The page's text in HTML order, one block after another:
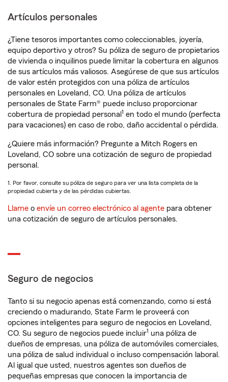
Artículos personales
¿Tiene tesoros importantes como coleccionables, joyería,
equipo deportivo y otros? Su póliza de seguro de propietarios
de vivienda o inquilinos puede limitar la cobertura en algunos
de sus artículos más valiosos. Asegúrese de que sus artículos
de valor estén protegidos con una póliza de artículos
personales en Loveland, CO. Una póliza de artículos
personales de State Farm® puede incluso proporcionar
cobertura de propiedad personal 1 en todo el mundo (perfecta
para vacaciones) en caso de robo, daño accidental o pérdida.
¿Quiere más información? Pregunte a Mitch Rogers en
Loveland, CO sobre una cotización de seguro de propiedad
personal.
1. Por favor, consulte su póliza de seguro para ver una lista completa de la
propiedad cubierta y de las pérdidas cubiertas.
Llame o envíe un correo electrónico al agente para obtener
una cotización de seguro de artículos personales.
Seguro de negocios
Tanto si su negocio apenas está comenzando, como si está
creciendo o madurando, State Farm le proveerá con
opciones inteligentes para seguro de negocios en Loveland,
CO. Su seguro de negocios puede incluir1 una póliza de
dueños de empresas, una póliza de automóviles comerciales,
una póliza de salud individual o incluso compensación laboral.
Al igual que usted, nuestros agentes son dueños de
pequeñas empresas que conocen la importancia de